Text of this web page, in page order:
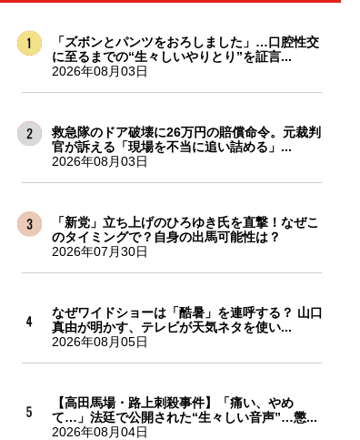
「ズボンとパンツをおろしました」…口腔性交
に至るまでの“生々しいやりとり”を証言...
2026年08月03日
救急隊のドア破壊に26万円の賠償命令。元裁判
官が訴える「現場を不当に追い詰める」...
2026年08月03日
「新党」立ち上げのひろゆき氏を直撃！なぜこ
のタイミングで？自身の出馬可能性は？
2026年07月30日
なぜワイドショーは「酷暑」を連呼する？ 山口
真由が明かす、テレビが天気ネタを使い...
2026年08月05日
【高田馬場・路上刺殺事件】「痛い、やめ
て…」法廷で公開された“生々しい音声”…懲...
2026年08月04日